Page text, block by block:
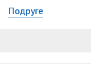
Подруге